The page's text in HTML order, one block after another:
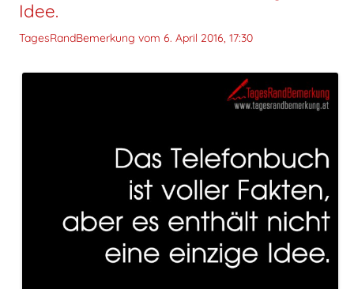
Idee.
TagesRandBemerkung vom 6. April 2016, 17:30